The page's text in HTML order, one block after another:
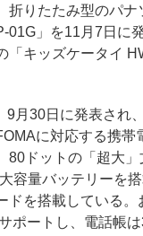
りたたみ型のパナ
01G」を11月7日に
「キッズケータイ
月30日に発表され
に対応する携帯
80ドットの「超大」
容量バッテリーを
ドを搭載している。
ポートし、電話帳